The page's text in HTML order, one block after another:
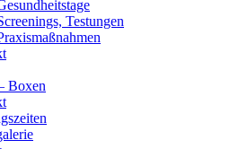
Testungen
Boxen